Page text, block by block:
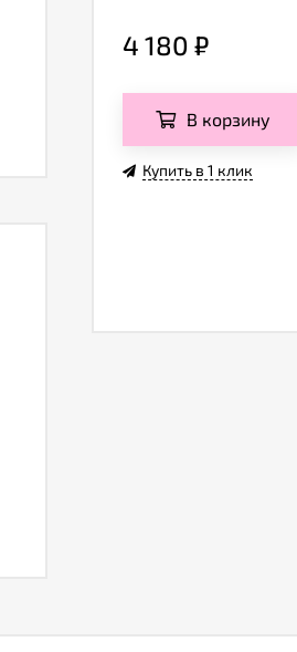
4 180 ₽
В корзину
Купить в 1 клик